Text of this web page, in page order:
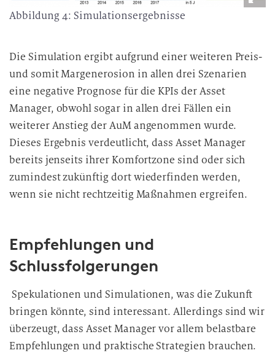
Abbildung 4: Simulationsergebnisse
Die Simulation ergibt aufgrund einer weiteren Preis-
und somit Margenerosion in allen drei Szenarien
eine negative Prognose für die KPIs der Asset
Manager, obwohl sogar in allen drei Fällen ein
weiterer Anstieg der AuM angenommen wurde.
Dieses Ergebnis verdeutlicht, dass Asset Manager
bereits jenseits ihrer Komfortzone sind oder sich
zumindest zukünftig dort wiederfinden werden,
wenn sie nicht rechtzeitig Maßnahmen ergreifen.
Empfehlungen und
Schlussfolgerungen
Spekulationen und Simulationen, was die Zukunft
bringen könnte, sind interessant. Allerdings sind wir
überzeugt, dass Asset Manager vor allem belastbare
Empfehlungen und praktische Strategien brauchen.